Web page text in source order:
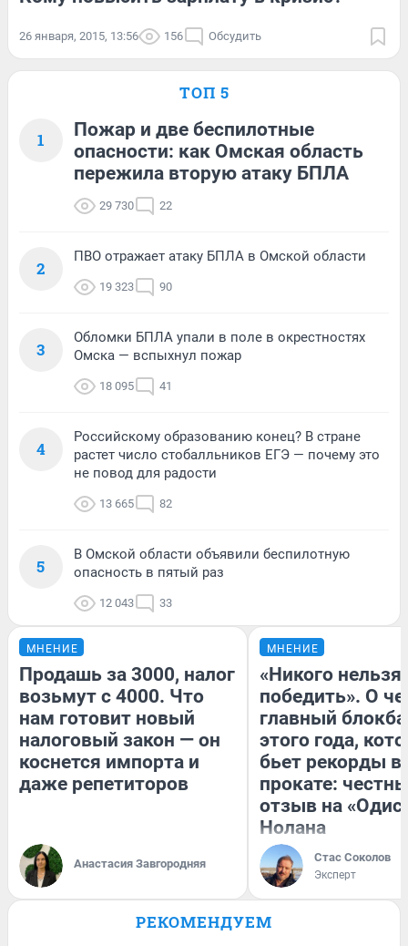
26 января, 2015, 13:56 156 Обсудить
ТОП 5
1
Пожар и две беспилотные
опасности: как Омская область
пережила вторую атаку БПЛА
29 730 22
2
ПВО отражает атаку БПЛА в Омской области
19 323 90
3
Обломки БПЛА упали в поле в окрестностях
Омска — вспыхнул пожар
18 095 41
4
Российскому образованию конец? В стране
растет число стобалльников ЕГЭ — почему это
не повод для радости
13 665 82
5
В Омской области объявили беспилотную
опасность в пятый раз
12 043 33
МНЕНИЕ
Продашь за 3000, налог
возьмут с 4000. Что
нам готовит новый
налоговый закон — он
коснется импорта и
даже репетиторов
Анастасия Завгородняя
МНЕНИЕ
«Никого нельзя
победить». О
главный
этого года,
бьет рекорды в
прокате:
отзыв на
Нолана
Стас Соколов
Эксперт
РЕКОМЕНДУЕМ